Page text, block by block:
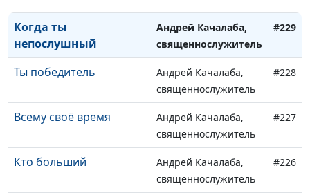
Когда ты
непослушный
Андрей Качалаба,
священнослужитель
#229
Ты победитель
Андрей Качалаба,
священнослужитель
#228
Всему своё время
Андрей Качалаба,
священнослужитель
#227
Кто больший
Андрей Качалаба,
священнослужитель
#226